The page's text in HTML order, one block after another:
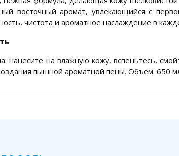
восточный аромат, увлекающийся с
чистота и ароматное наслаждение в
нанесите на влажную кожу, вспеньтесь,
пышной ароматной пены. Объем: 650